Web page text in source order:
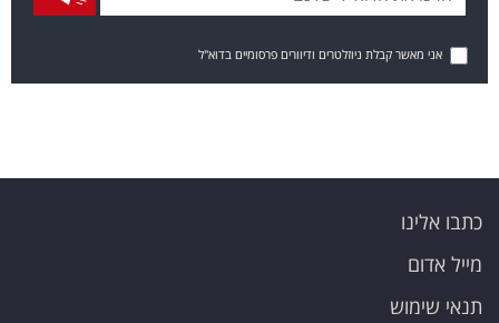
אני מאשר קבלת ניוזלטרים ודיוורים פרסומיים בדוא"ל
כתבו אלינו
מייל אדום
תנאי שימוש